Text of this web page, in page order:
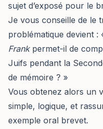
sujet d’exposé pour le
Je vous conseille de le
problématique devient :
Frankpermet-il de
Juifs pendant la
de mémoire ? »
Vous obtenez alors un
simple, logique, et
exemple oral brevet.